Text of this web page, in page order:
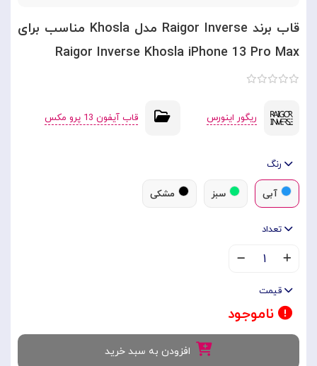
قاب برند Raigor Inverse مدل Khosla مناسب برای
Raigor Inverse Khosla iPhone 13 Pro Max
ریگور اینورس قاب آیفون 13 پرو مکس
رنگ
آبی سبز مشکی
تعداد
۱
قیمت
ناموجود
افزودن به سبد خرید